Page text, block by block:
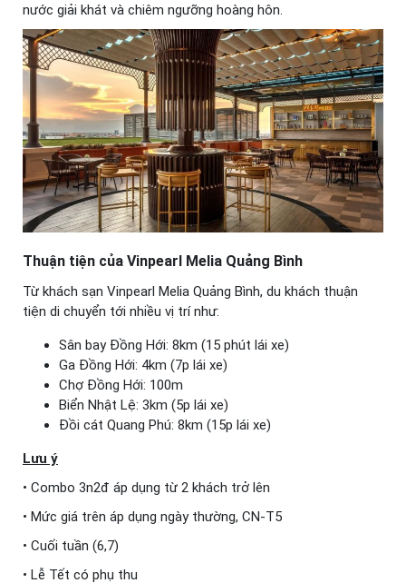
nước giải khát và chiêm ngưỡng hoàng hôn.
Thuận tiện của Vinpearl Melia Quảng Bình
Từ khách sạn Vinpearl Melia Quảng Bình, du khách thuận
tiện di chuyển tới nhiều vị trí như:
Sân bay Đồng Hới: 8km (15 phút lái xe)
Ga Đồng Hới: 4km (7p lái xe)
Chợ Đồng Hới: 100m
Biển Nhật Lệ: 3km (5p lái xe)
Đồi cát Quang Phú: 8km (15p lái xe)
Lưu ý
• Combo 3n2đ áp dụng từ 2 khách trở lên
• Mức giá trên áp dụng ngày thường, CN-T5
• Cuối tuần (6,7)
• Lễ Tết có phụ thu